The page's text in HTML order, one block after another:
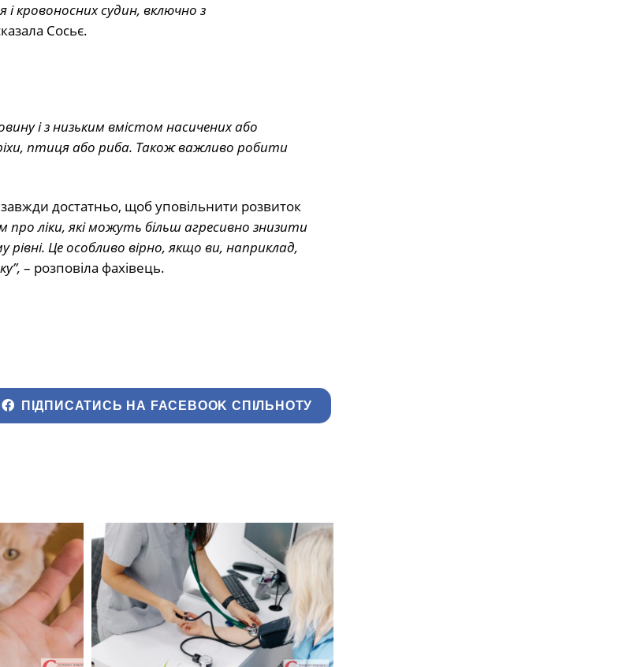
кровоносних судин, включно з
Сосьє.
і з низьким вмістом насичених або
птиця або риба. Також важливо робити
завжди достатньо, щоб уповільнити розвиток
про ліки, які можуть більш агресивно знизити
Це особливо вірно, якщо ви, наприклад,
– розповіла фахівець.
ПІДПИСАТИСЬ НА FACEBOOK СПІЛЬНОТУ